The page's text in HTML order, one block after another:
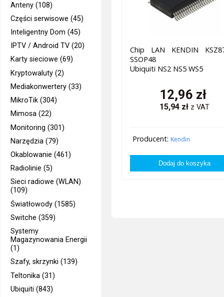
Anteny (108)
Części serwisowe (45)
Inteligentny Dom (45)
IPTV / Android TV (20)
Karty sieciowe (69)
Kryptowaluty (2)
Mediakonwertery (33)
MikroTik (304)
Mimosa (22)
Monitoring (301)
Narzędzia (79)
Okablowanie (461)
Radiolinie (5)
Sieci radiowe (WLAN)
(109)
Światłowody (1585)
Switche (359)
Systemy
Magazynowania Energii
(1)
Szafy, skrzynki (139)
Teltonika (31)
Ubiquiti (843)
Chip LAN KENDIN
SSOP48
Ubiquiti NS2 NS5 WS5
12,96 zł
15,94 zł z VAT
Producent: Kendin